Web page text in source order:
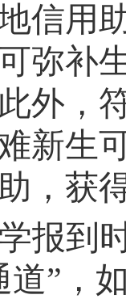
信用
弥补
外，
新生
，获
报到
道”，